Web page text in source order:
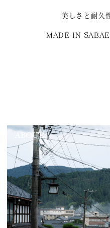
美しさと耐久
MADE IN SABAE
ABOUT